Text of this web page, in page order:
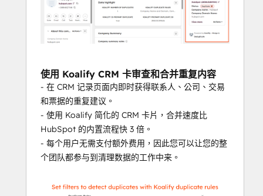
并防止未来重复。
📦全对象覆盖
重复并合并联系人、公司、交易、票据和自定
🛠️自定义合并规则
在每次合并时准确选择要保留的值，不再出现
不可预知的覆盖。
Salesforce 安全公司合并
即使 HubSpot 与 Salesforce 的集成处于激活
使用 Koalify CRM 卡审查和合并重复内容
- 在 CRM 记录页面内即时获得联系人、公司、交易
和票据的重复建议。
- 使用 Koalify 简化的 CRM 卡片，合并速度比
HubSpot 的内置流程快 3 倍。
- 每个用户无需支付额外费用，因此您可以让您的整
个团队都参与到清理数据的工作中来。